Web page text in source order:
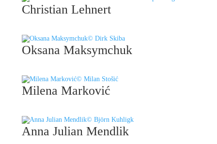
Christian Lehnert
© Dirk Skiba
Oksana Maksymchuk
© Milan Stošić
Milena Marković
© Björn Kuhligk
Anna Julian Mendlik